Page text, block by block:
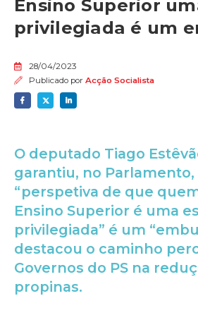
Ensino Superior
privilegiada é um
28/04/2023
Publicado por Acção Socialista
O deputado Tiago
garantiu, no Parlamento,
“perspetiva de que
Ensino Superior é uma
privilegiada” é um
destacou o caminho
Governos do PS na
propinas.